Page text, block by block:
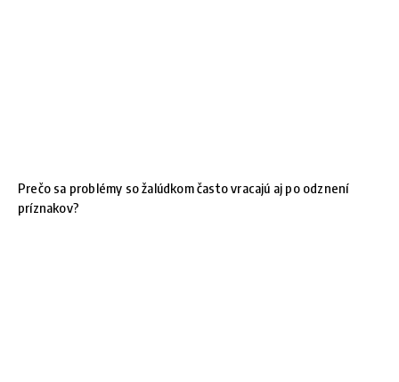
Prečo sa problémy so žalúdkom často vracajú aj po odznení
príznakov?